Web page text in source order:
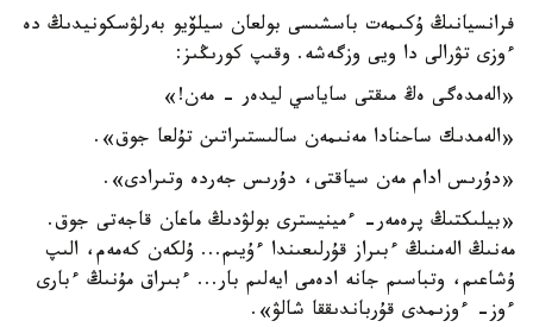
فرانسيانىڭ ۇكىمەت باسشىسى بولعان سيلۆيو بەرلۋسكونيدىڭ دە
ءوزى تۋرالى دا ويى وزگەشە. وقىپ كورىڭىز:
«الەمدەگى ەڭ مىقتى ساياسي ليدەر - مەن!»
«الەمدىك ساحنادا مەنىمەن سالىستىراتىن تۇلعا جوق».
«دۇرىس ادام مەن سياقتى، دۇرىس جەردە وتىرادى».
«بيلىكتىڭ پرەمەر- ءمينيسترى بولۋدىڭ ماعان قاجەتى جوق.
مەنىڭ الەمنىڭ ءبىراز قۇرلىعىندا ءۇيىم... ۇلكەن كەمەم، الىپ
ۇشاعىم، وتباسىم جانە ادەمى ايەلىم بار... ءبىراق مۇنىڭ ءبارى
ءوز- ءوزىمدى قۇرباندىققا شالۋ».